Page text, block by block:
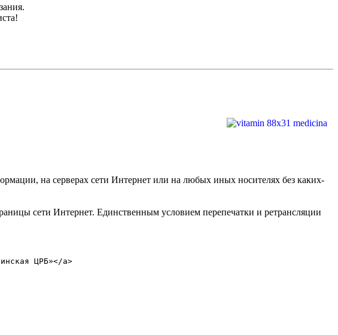
на серверах сети Интернет или на любых иных носителях без каких-
сети Интернет. Единственным условием перепечатки и ретрансляции
ЦРБ»</a>